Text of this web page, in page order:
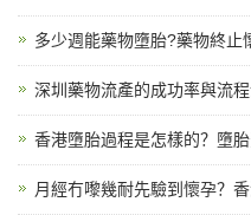
多少週能藥物墮胎?藥物終止
深圳藥物流產的成功率與流
香港墮胎過程是怎樣的？墮
月經冇嚟幾耐先驗到懷孕？